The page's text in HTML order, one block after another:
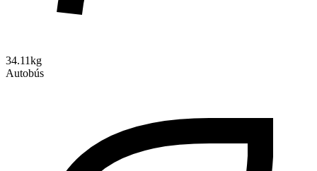
34.11kg
Autobús